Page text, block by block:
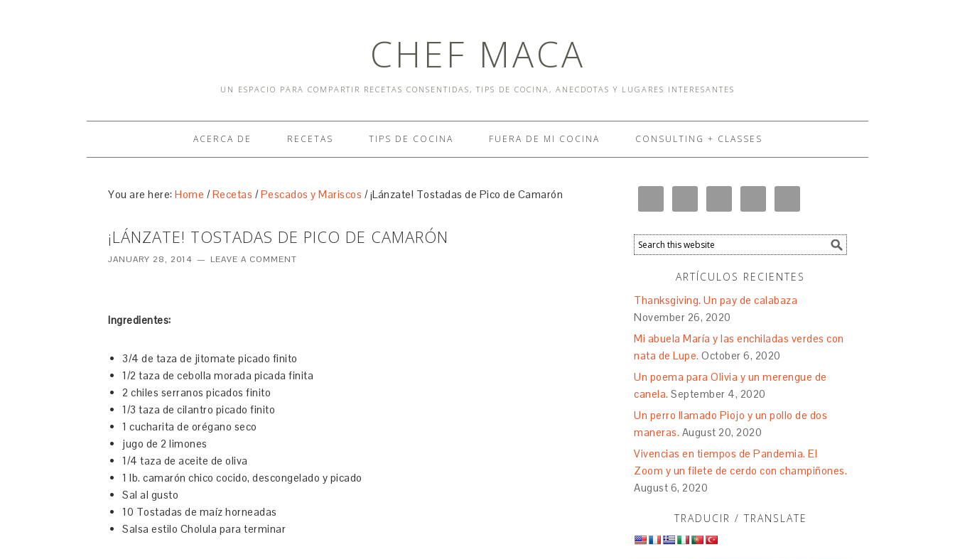
CHEF MACA
UN ESPACIO PARA COMPARTIR RECETAS CONSENTIDAS, TIPS DE COCINA, ANECDOTAS Y LUGARES INTERESANTES
ACERCA DE RECETAS TIPS DE COCINA FUERA DE MI COCINA CONSULTING + CLASSES
You are here: Home / Recetas / Pescados y Mariscos /¡Lánzate! Tostadas de Pico de Camarón
¡LÁNZATE! TOSTADAS DE PICO DE CAMARÓN
JANUARY 28, 2014 LEAVE A COMMENT
Ingredientes:
3/4 de taza de jitomate picado finito
1/2 taza de cebolla morada picada finita
2 chiles serranos picados finito
1/3 taza de cilantro picado finito
1 cucharita de orégano seco
jugo de 2 limones
1/4 taza de aceite de oliva
1 lb. camarón chico cocido, descongelado y picado
Sal al gusto
10 Tostadas de maíz horneadas
Salsa estilo Cholula para terminar
ARTÍCULOS RECIENTES
Thanksgiving. Un pay de calabaza
November 26, 2020
Mi abuela María y las enchiladas verdes con
nata de Lupe. October 6, 2020
Un poema para Olivia y un merengue de
canela. September 4, 2020
Un perro llamado Piojo y un pollo de dos
maneras. August 20, 2020
Vivencias en tiempos de Pandemia. El
Zoom y un filete de cerdo con champiñones.
August 6, 2020
TRADUCIR / TRANSLATE